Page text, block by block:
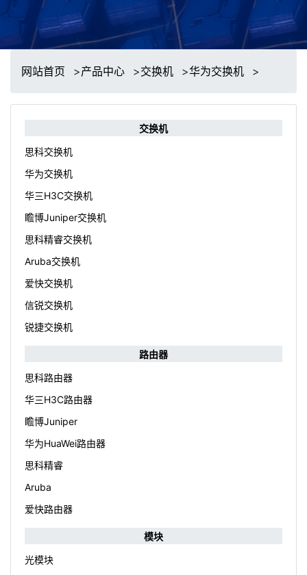
网站首页 >产品中心 >交换机 >华为交换机 >
交换机
思科交换机
华为交换机
华三H3C交换机
瞻博Juniper交换机
思科精睿交换机
Aruba交换机
爱快交换机
信锐交换机
锐捷交换机
路由器
思科路由器
华三H3C路由器
瞻博Juniper
华为HuaWei路由器
思科精睿
Aruba
爱快路由器
模块
光模块